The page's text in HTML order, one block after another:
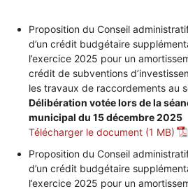
Laconnex
Canton
Proposition du Conseil
d’un crédit budgétaire
l’exercice 2025 pour un
crédit de subventions
les travaux de raccordements au
Délibération votée lors de la
municipal du 15 décembre 2025
Télécharger le document
Proposition du Conseil
d’un crédit budgétaire
l’exercice 2025 pour un